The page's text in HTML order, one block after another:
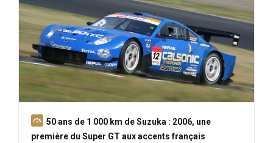
A
b
50 ans de 1 000 km de Suzuka : 2006, une
première du Super GT aux accents français